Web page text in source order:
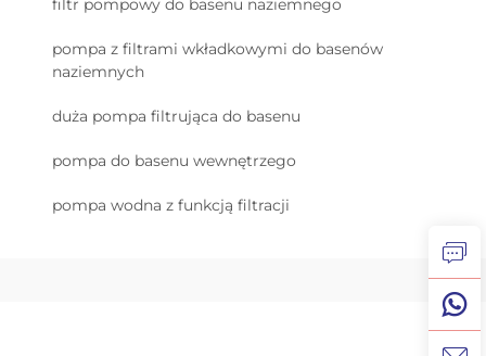
filtr pompowy do basenu naziemnego
pompa z filtrami wkładkowymi do basenów
naziemnych
duża pompa filtrująca do basenu
pompa do basenu wewnętrzego
pompa wodna z funkcją filtracji